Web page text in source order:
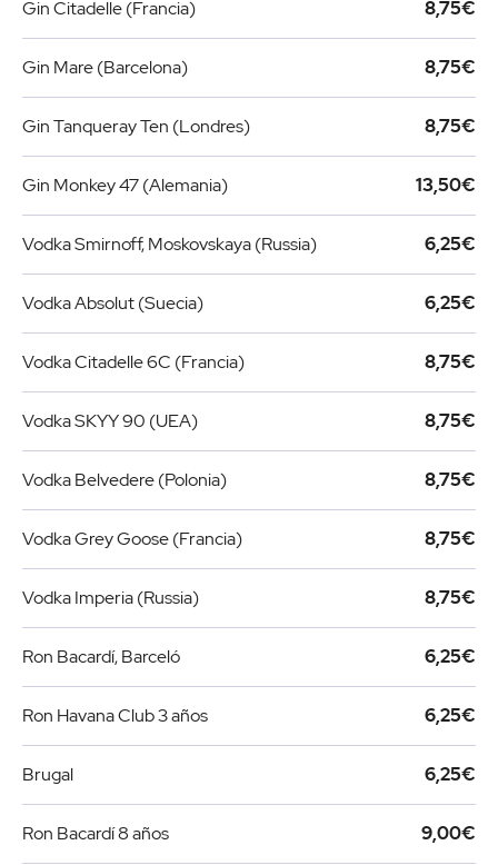
Gin Citadelle (Francia) 8,75€
Gin Mare (Barcelona) 8,75€
Gin Tanqueray Ten (Londres) 8,75€
Gin Monkey 47 (Alemania) 13,50€
Vodka Smirnoff, Moskovskaya (Russia) 6,25€
Vodka Absolut (Suecia) 6,25€
Vodka Citadelle 6C (Francia) 8,75€
Vodka SKYY 90 (UEA) 8,75€
Vodka Belvedere (Polonia) 8,75€
Vodka Grey Goose (Francia) 8,75€
Vodka Imperia (Russia) 8,75€
Ron Bacardí, Barceló 6,25€
Ron Havana Club 3 años 6,25€
Brugal 6,25€
Ron Bacardí 8 años 9,00€